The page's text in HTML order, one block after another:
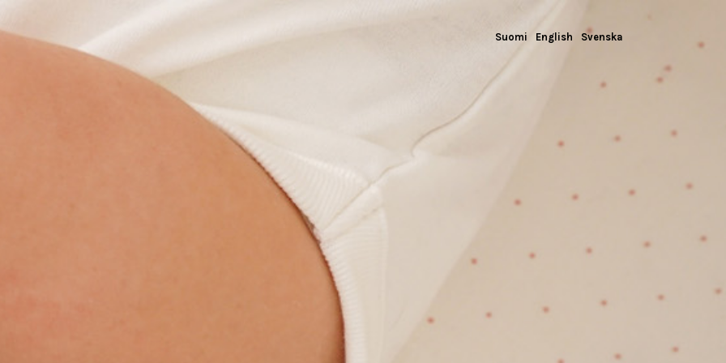
Suomi English Svenska